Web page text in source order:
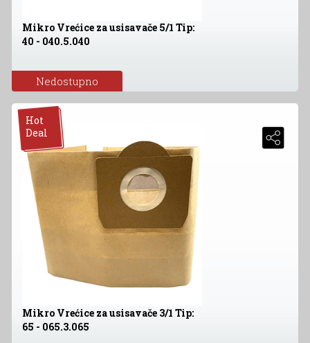
Mikro Vrećice za usisavače 5/1 Tip:
40 - 040.5.040
Nedostupno
Hot
Deal
Mikro Vrećice za usisavače 3/1 Tip:
65 - 065.3.065